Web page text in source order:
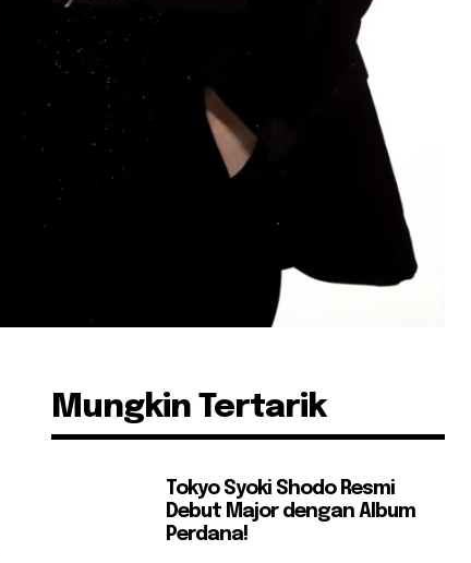
Mungkin Tertarik
Tokyo Syoki Shodo Resmi
Debut Major dengan Album
Perdana!